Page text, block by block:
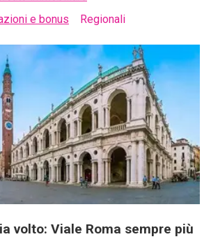
e bonus
Regionali
volto: Viale Roma sempre più